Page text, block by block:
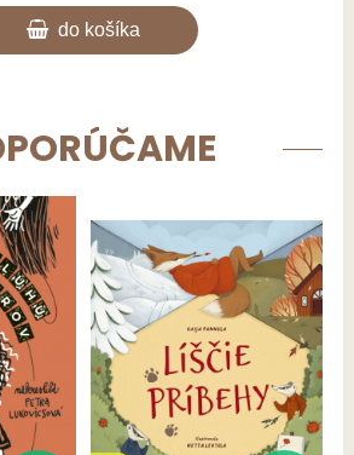
do košíka